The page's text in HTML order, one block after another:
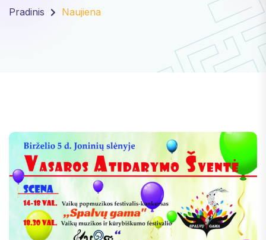
Pradinis Naujiena